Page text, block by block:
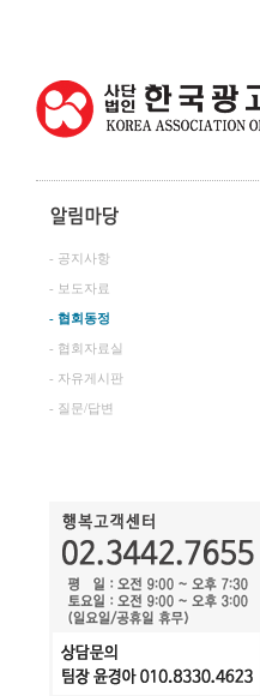
- 공지사항
- 보도자료
- 협회동정
- 협회자료실
- 자유게시판
- 질문/답변